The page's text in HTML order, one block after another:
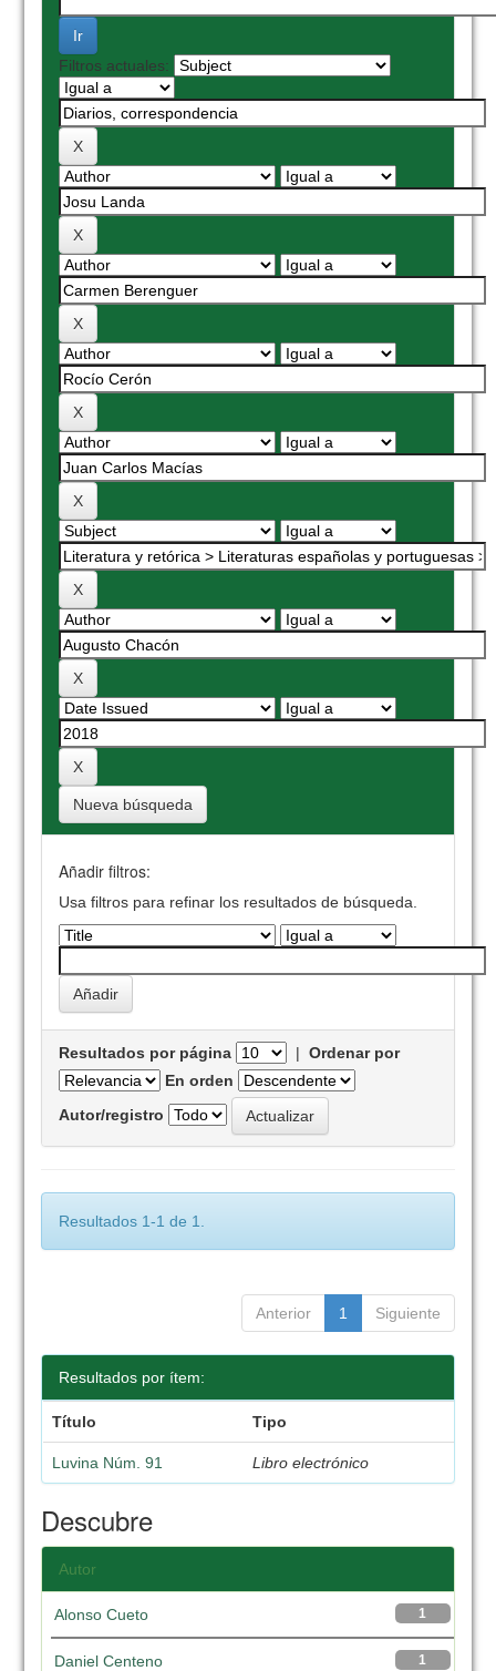
Filtros actuales:
Nueva búsqueda
Añadir filtros:
Usa filtros para refinar los resultados de búsqueda.
Resultados por página |Ordenar por
En orden
Autor/registro
Resultados 1-1 de 1.
Anterior 1 Siguiente
Resultados por ítem:
Título Tipo
Luvina Núm. 91 Libro electrónico
Descubre
Autor
1
Alonso Cueto
1
Daniel Centeno